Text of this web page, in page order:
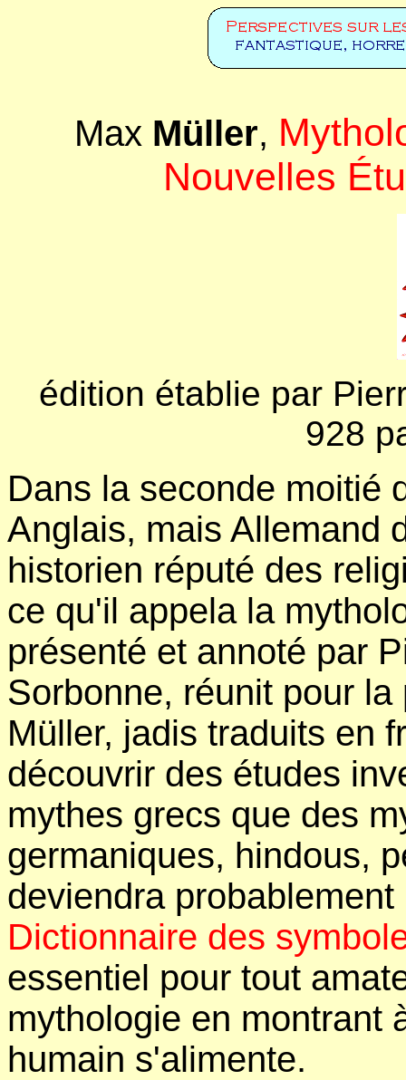
Max Müller,
Nouvelles
édition établie par
928
Dans la seconde moitié
Anglais, mais Allemand
historien réputé des
ce qu'il appela la
présenté et annoté par
Sorbonne, réunit pour
Müller, jadis traduits en
découvrir des études
mythes grecs que des
germaniques, hindous,
deviendra
Dictionnaire des
essentiel pour tout
mythologie en montrant
humain s'alimente.